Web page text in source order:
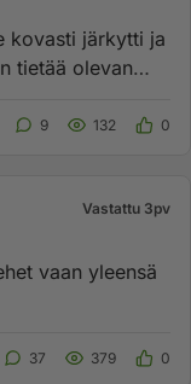
kovasti järkytti ja
tietää olevan
9 132 0
Vastattu 3pv
vaan yleensä
37 379 0